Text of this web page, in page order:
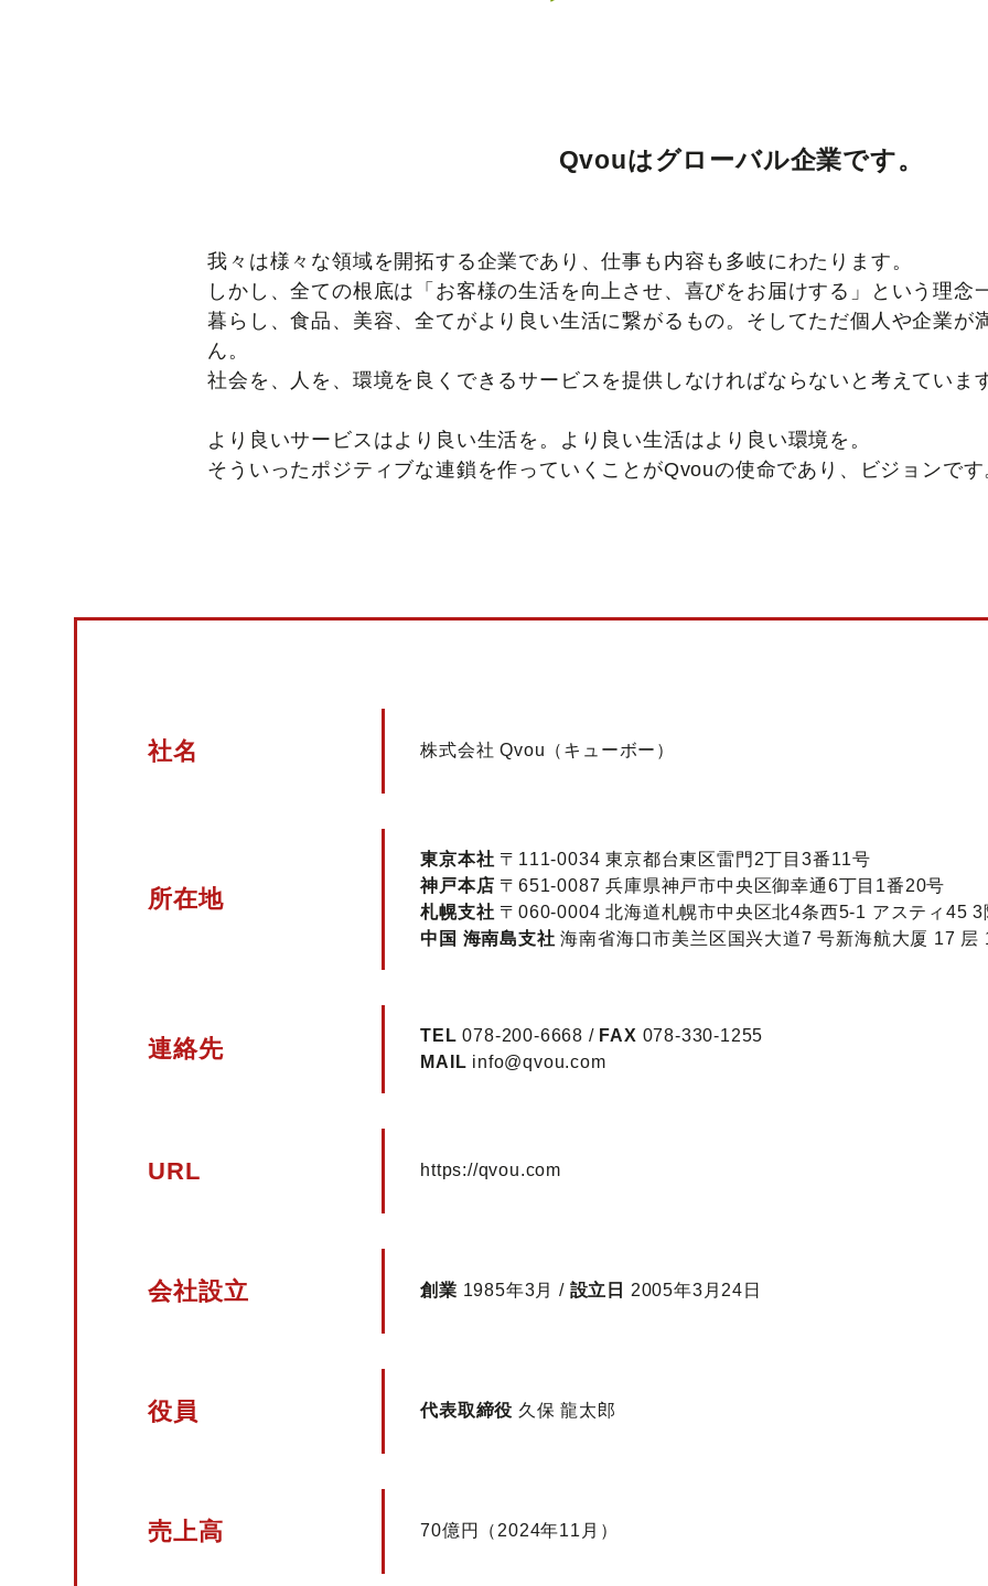
Qvouはグローバル企業です。
我々は様々な領域を開拓する企業であり、仕事も内容も多岐にわたります。
しかし、全ての根底は「お客様の生活を向上させ、喜びをお届けする」という理念
暮らし、食品、美容、全てがより良い生活に繋がるもの。そしてただ個人や企業が
ん。
社会を、人を、環境を良くできるサービスを提供しなければならないと考えていま
より良いサービスはより良い生活を。より良い生活はより良い環境を。
そういったポジティブな連鎖を作っていくことがQvouの使命であり、ビジョンです
社名 株式会社 Qvou（キューボー）
所在地
東京本社 〒111-0034 東京都台東区雷門2丁目3番11号
神戸本店 〒651-0087 兵庫県神戸市中央区御幸通6丁目1番20号
札幌支社 〒060-0004 北海道札幌市中央区北4条西5-1 アスティ45 3
中国 海南島支社 海南省海口市美兰区国兴大道7 号新海航大厦 17 层
連絡先 TEL 078-200-6668 / FAX 078-330-1255
MAIL info@qvou.com
URL https://qvou.com
会社設立 創業 1985年3月 / 設立日 2005年3月24日
役員 代表取締役 久保 龍太郎
売上高 70億円（2024年11月）